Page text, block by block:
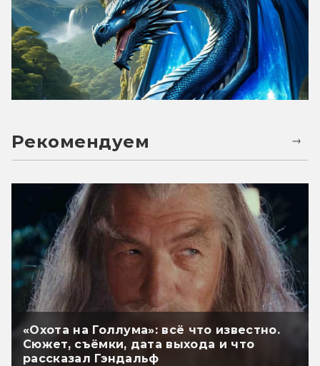
Рекомендуем
«Охота на Голлума»: всё что известно.
Сюжет, съёмки, дата выхода и что
рассказал Гэндальф